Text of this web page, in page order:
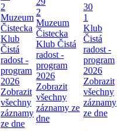
2
Muzeum
Čistecka
Klub
Čistá
radost -
program
2026
Zobrazit
všechny
záznamy
ze dne
2
Muzeum
Čistecka
Klub Čistá
radost -
program
2026
Zobrazit
všechny
záznamy ze
dne
30
1
Klub
Čistá
radost -
program
2026
Zobrazit
všechny
záznamy
ze dne